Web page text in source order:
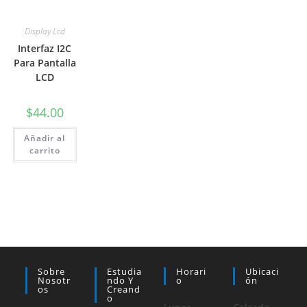
Display Lcd
Interfaz I2C
Para Pantalla
LCD
$44.00
Añadir al
carrito
Sobre
Nosotr
Os
Estudia
Ndo Y
Creand
O
Horari
O
Ubicaci
Ón